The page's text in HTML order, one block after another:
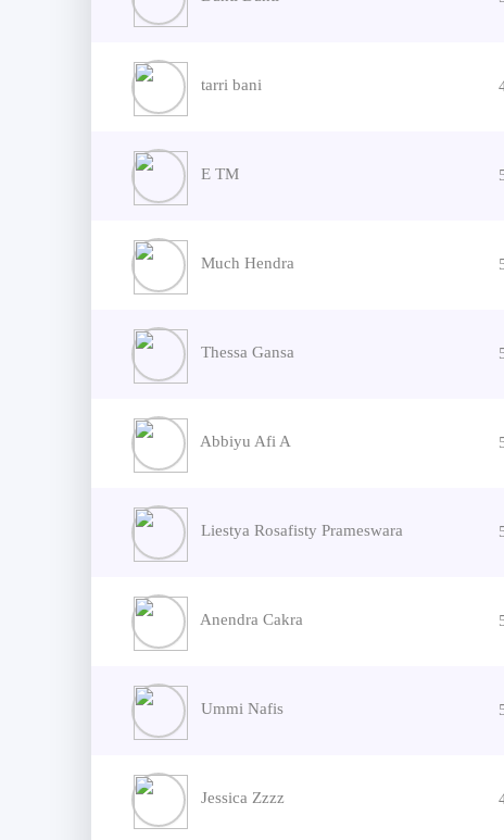
tarri bani
E TM
Much Hendra
Thessa Gansa
Abbiyu Afi A
Liestya Rosafisty Prameswara
Anendra Cakra
Ummi Nafis
Jessica Zzzz